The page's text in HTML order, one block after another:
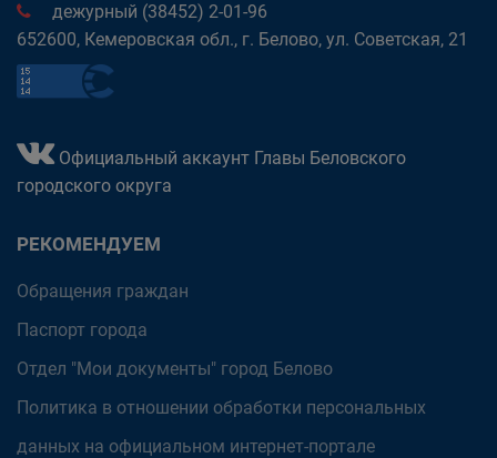
дежурный (38452) 2-01-96
652600, Кемеровская обл., г. Белово, ул. Советская, 21
Официальный аккаунт Главы Беловского
городского округа
РЕКОМЕНДУЕМ
Обращения граждан
Паспорт города
Отдел "Мои документы" город Белово
Политика в отношении обработки персональных
данных на официальном интернет-портале